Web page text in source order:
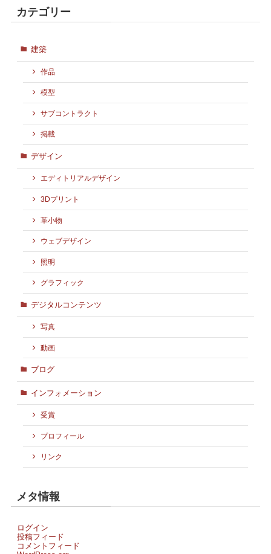
カテゴリー
建築
作品
模型
サブコントラクト
掲載
デザイン
エディトリアルデザイン
3Dプリント
革小物
ウェブデザイン
照明
グラフィック
デジタルコンテンツ
写真
動画
ブログ
インフォメーション
受賞
プロフィール
リンク
メタ情報
ログイン
投稿フィード
コメントフィード